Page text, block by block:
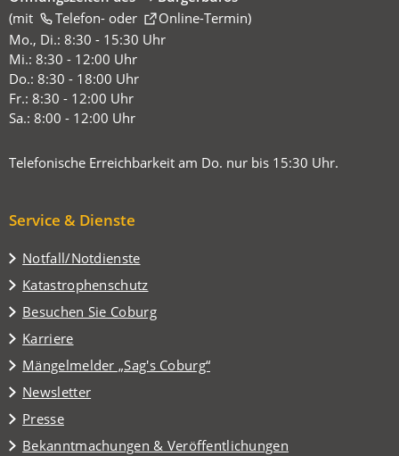
(mit
Telefon-oder Online-Termin
(Öffnet
in
einem
neuen
Tab)
)
Mo., Di.: 8:30 - 15:30 Uhr
Mi.: 8:30 - 12:00 Uhr
Do.: 8:30 - 18:00 Uhr
Fr.: 8:30 - 12:00 Uhr
Sa.: 8:00 - 12:00 Uhr
Telefonische Erreichbarkeit am Do. nur bis 15:30 Uhr.
Service & Dienste
Notfall/Notdienste
Katastrophenschutz
Besuchen Sie Coburg
(Öffnet
in
einem
neuen
Tab)
Karriere
Mängelmelder „Sag's Coburg“
(Öffnet
in
einem
neuen
Tab)
Newsletter
Presse
Bekanntmachungen & Veröffentlichungen